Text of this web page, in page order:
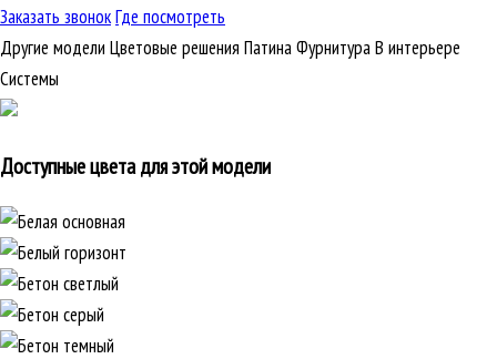
Заказать звонокГде посмотреть
Другие модели Цветовые решения ПатинаФурнитураВ интерьере
Cистемы
Доступные цвета для этой модели